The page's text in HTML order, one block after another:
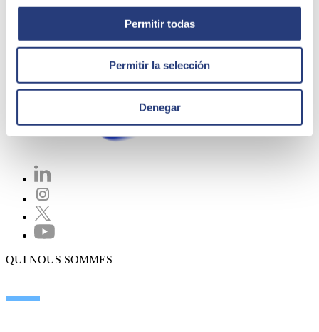
Permitir todas
Permitir la selección
Denegar
Voulez-vous contribuer à humaniser le monde
Trouvez votre opportunité et rejoignez l'équipe
QUI NOUS SOMMES